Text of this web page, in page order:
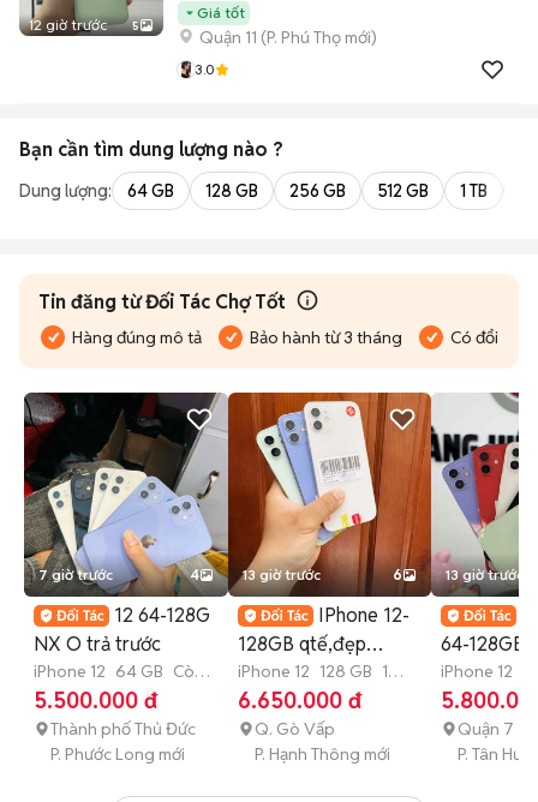
12 giờ trước 5
Giá tốt
Quận 11 (P. Phú Thọ mới)
3.0
Bạn cần tìm dung lượng nào ?
Dung lượng: 64 GB 128 GB 256 GB 512 GB 1 TB
Tin đăng từ Đối Tác Chợ Tốt
Hàng đúng mô tả Bảo hành từ 3 tháng Có đổi trả
7 giờ trước 4
12 64-128G
NX O trả trước
iPhone 12 64 GB Còn
bảo hành
5.500.000 đ
Thành phố Thủ Đức
P. Phước Long mới
13 giờ trước 6
IPhone 12-
128GB qtế,đẹp
99%,2 sim vật lý. pin
New
iPhone 12 128 GB 1
tháng
6.650.000 đ
Q. Gò Vấp
P. Hạnh Thông mới
13 giờ trước
64-128GB
-GÓP 0Đ-
iPhone 12
tháng
Quận 7
P. Tân